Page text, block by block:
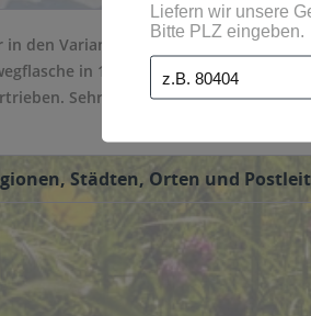
den Varianten Classic, Medium und
in 1,0 Liter Größe
Sehr gerne liefern wir Ihnen
Städten, Orten und